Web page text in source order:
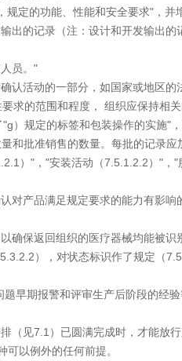
的功能、性能和安全要求"，并
的记录（注：设计和开发输出的
员。"
活动的一部分，如国家或地区的
的范围和程度， 组织应保持相关
规定的标签和包装操作的实施"
和批准销售的数量。每批的记录应
）"，"安装活动（7.5.1.2.2）"，"
产品满足规定要求的能力有影响
保返回组织的医疗器械均能被识
），对状态标识作了规定（
期报警和评审生产后阶段的经验
见7.1）已圆满完成时，才能放
以例外的任何前提。